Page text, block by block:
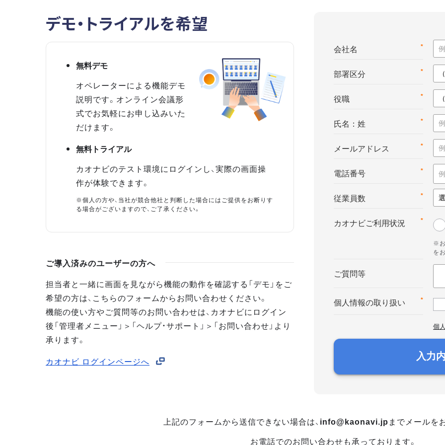
デモ・トライアルを希望
無料デモ
オペレーターによる機能デモ
説明です。オンライン会議形
式でお気軽にお申し込みいた
だけます。
無料トライアル
カオナビのテスト環境にログインし、実際の画面操
作が体験できます。
※個人の方や、当社が競合他社と判断した場合にはご提供をお断りす
る場合がございますので、ご了承ください。
ご導入済みのユーザーの方へ
担当者と一緒に画面を見ながら機能の動作を確認する「デモ」をご
希望の方は、こちらのフォームからお問い合わせください。
機能の使い方やご質問等のお問い合わせは、カオナビにログイン
後「管理者メニュー」＞「ヘルプ・サポート」＞「お問い合わせ」より
承ります。
カオナビ ログインページへ
*
会社名
*
部署区分
*
役職
*
氏名：姓
*
メールアドレス
*
電話番号
*
従業員数
*
カオナビご利用状況
※お
を
ご質問等
*
個人情報の取り扱い
個
入力
上記のフォームから送信できない場合は、 info@kaonavi.jp までメールを
お電話でのお問い合わせも承っております。